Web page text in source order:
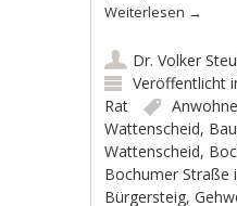
Weiterlesen →
Dr. Volker
Veröffentlicht
Rat
Wattenscheid,
Wattenscheid,
Bochumer Straße
Bürgersteig,